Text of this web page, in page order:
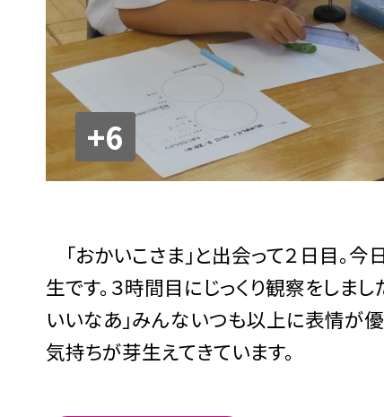
+6
「おかいこさま」と出会って２日目。
生です。３時間目にじっくり観察をしました
いいなあ」みんないつも以上に表情が優
気持ちが芽生えてきています。